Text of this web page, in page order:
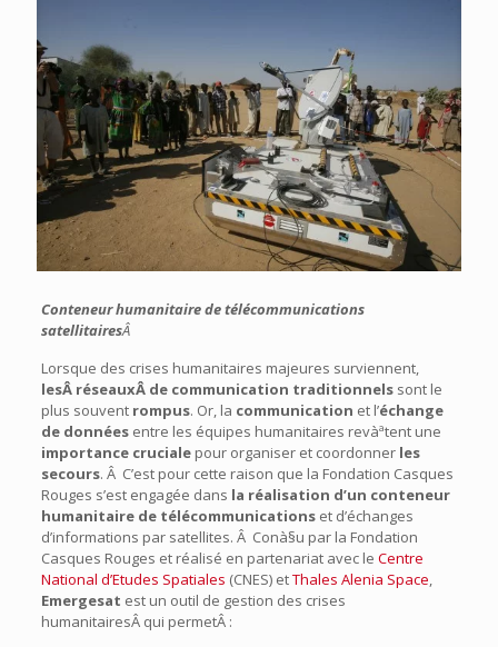
Conteneur humanitaire de télécommunications
satellitairesÂ
Lorsque des crises humanitaires majeures surviennent,
lesÂ réseauxÂ de communication traditionnelssont le
plus souvent rompus. Or, la communication et l’échange
de donnéesentre les équipes humanitaires revàªtent une
importance crucialepour organiser et coordonner les
secours. Â C’est pour cette raison que la Fondation Casques
Rouges s’est engagée dans la réalisation d’un conteneur
humanitaire de télécommunicationset d’échanges
d’informations par satellites. Â Conà§u par la Fondation
Casques Rouges et réalisé en partenariat avec le Centre
National d’Etudes Spatiales (CNES) etThales Alenia Space,
Emergesat est un outil de gestion des crises
humanitairesÂ qui permetÂ :